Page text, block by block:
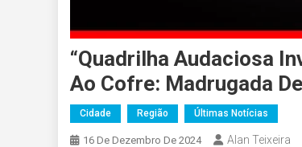
“Quadrilha Audaciosa
Ao Cofre: Madrugada
Cidade Região Últimas Notícias
16 De Dezembro De 2024 Alan Teixeira